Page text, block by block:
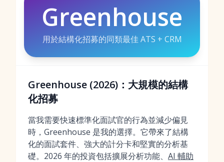
Greenhouse
用於結構化招募的同類最佳 ATS + CRM
Greenhouse (2026)：大規模的結構
化招募
當我需要快速標準化面試官的行為並減少偏見
時，Greenhouse 是我的選擇。它帶來了結構
化的面試套件、強大的計分卡和堅實的分析基
礎。2026 年的投資包括擴展分析功能、 AI 輔助